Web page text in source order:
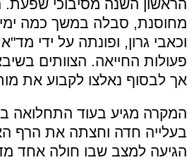
הראשון השנה מסיבוכי שפעת.
מחוסנת, סבלה במשך כמה
וכאבי גרון, ופונתה על ידי
פעולות החייאה. הצוותים
אך לבסוף נאלצו לקבוע את
המקרה מגיע בעוד התחלואה
בעלייה חדה וחצתה את הרף
הגיעה למצב שבו חולה אחד